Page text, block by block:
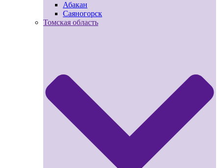
Абакан
Саяногорск
Томская область